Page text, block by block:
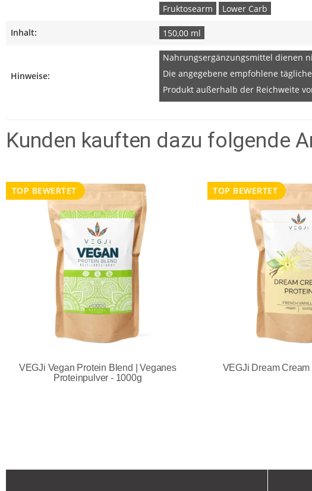
Fruktosearm
Lower Carb
Inhalt: 150,00 ml
Hinweise:
Nahrungsergänzungsmittel dienen
Die angegebene empfohlene
Produkt außerhalb der Reichweite
Kunden kauften dazu folgende
TOP BEWERTET
VEGJi Vegan Protein Blend | Veganes
Proteinpulver - 1000g
TOP BEWERTET
VEGJi Dream